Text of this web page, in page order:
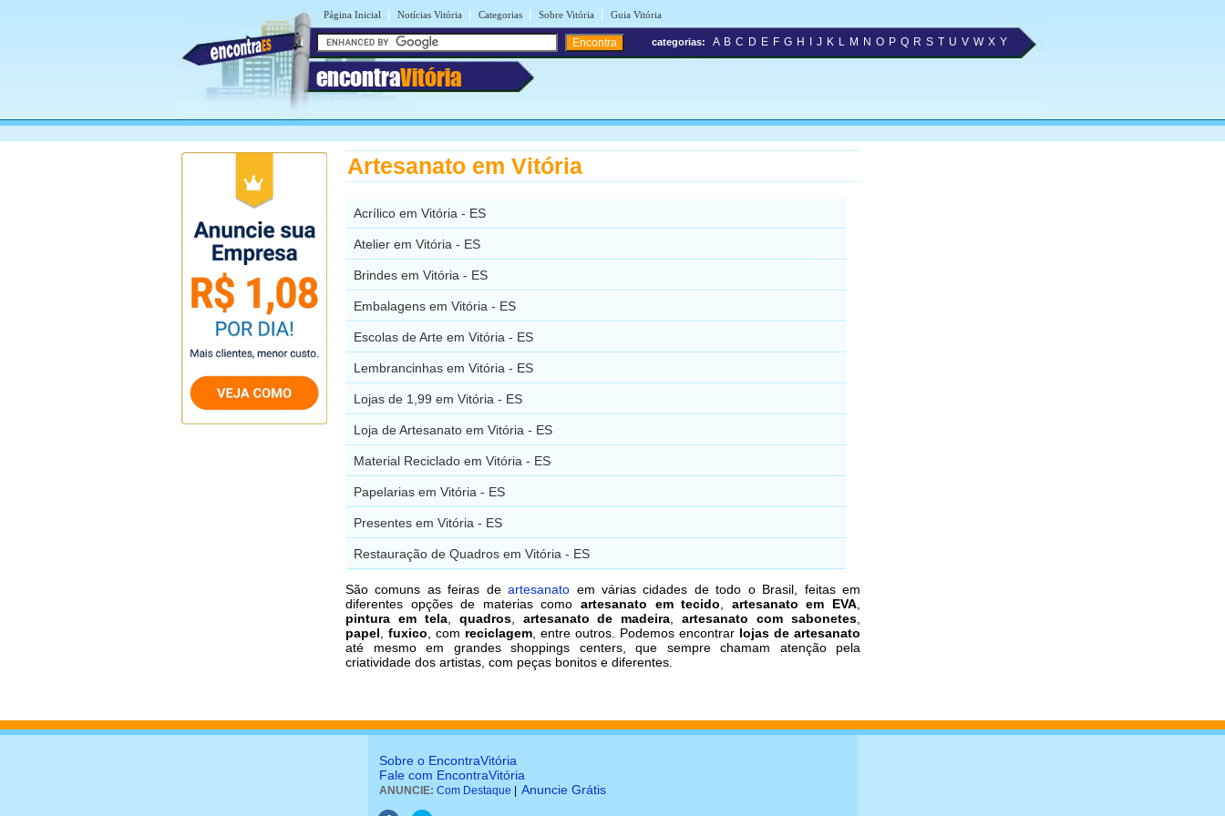
Página Inicial | Notícias Vitória | Categorias | Sobre Vitória | Guia Vitória
encontraVitória
categorias: A B C D E F G H J K L M N O P Q R S T U V W X Y
Artesanato em Vitória
Acrílico em Vitória - ES
Atelier em Vitória - ES
Brindes em Vitória - ES
Embalagens em Vitória - ES
Escolas de Arte em Vitória - ES
Lembrancinhas em Vitória - ES
Lojas de 1,99 em Vitória - ES
Loja de Artesanato em Vitória - ES
Material Reciclado em Vitória - ES
Papelarias em Vitória - ES
Presentes em Vitória - ES
Restauração de Quadros em Vitória - ES
São comuns as feiras deartesanato em várias cidades de todo o Brasil, feitas em
diferentes opções de materias como artesanato em tecido artesanato em EVA
pintura em tela, quadros, artesanato de madeira ,artesanato com sabonetes
papel
fuxico , com reciclagem , entre outros. Podemos encontrar lojas de artesanato
até mesmo em grandes shoppings centers, que sempre chamam atenção pela
criatividade dos artistas, com peças bonitos e diferentes.
Sobre o EncontraVitória
Fale com EncontraVitória
ANUNCIE: Com Destaque Anuncie Grátis